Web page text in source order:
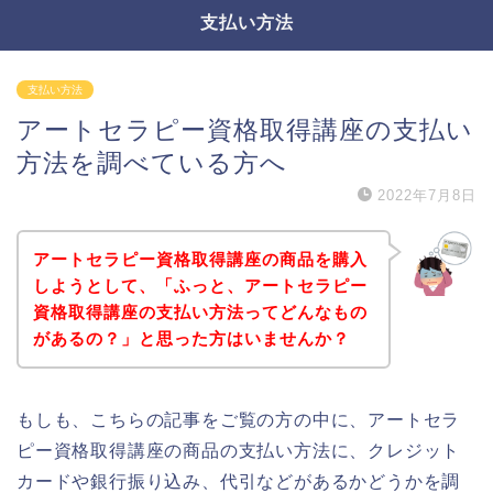
支払い方法
支払い方法
アートセラピー資格取得講座の支払い
方法を調べている方へ
2022年7月8日
アートセラピー資格取得講座の商品を購入
しようとして、「ふっと、アートセラピー
資格取得講座の支払い方法ってどんなもの
があるの？」と思った方はいませんか？
もしも、こちらの記事をご覧の方の中に、アートセラ
ピー資格取得講座の商品の支払い方法に、クレジット
カードや銀行振り込み、代引などがあるかどうかを調